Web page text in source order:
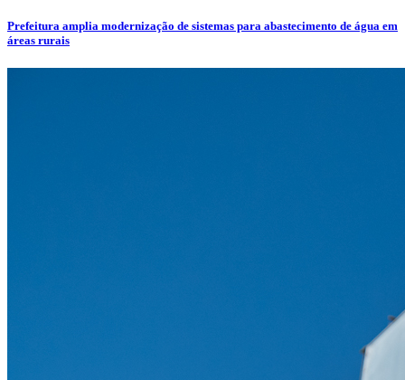
Prefeitura amplia modernização de sistemas para abastecimento de água em
áreas rurais